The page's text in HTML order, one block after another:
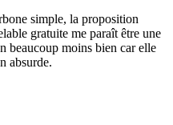
simple, la proposition
gratuite me paraît être une
beaucoup moins bien car elle
absurde.